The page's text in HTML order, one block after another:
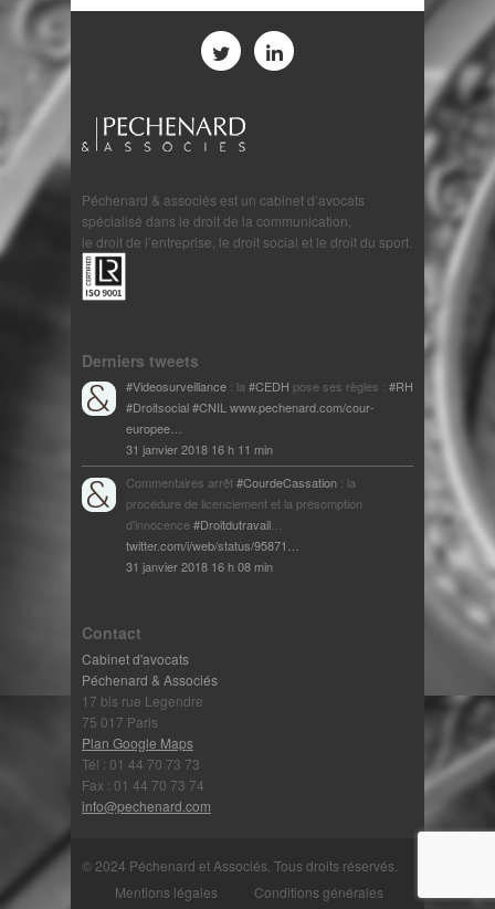
Péchenard & associés est un cabinet d’avocats
spécialisé dans le droit de la communication,
le droit de l’entreprise, le droit social et le droit du sport.
Derniers tweets
#Videosurveillance : la#CEDH pose ses règles : #RH
#Droitsocial#CNILwww.pechenard.com/cour-
europee…
31 janvier 2018 16 h 11 min
Commentaires arrêt#CourdeCassation : la
procédure de licenciement et la présomption
d'innocence#Droitdutravail…
twitter.com/i/web/status/95871…
31 janvier 2018 16 h 08 min
Contact
Cabinet d'avocats
Péchenard & Associés
17 bis rue Legendre
75 017 Paris
Plan Google Maps
Tél : 01 44 70 73 73
Fax : 01 44 70 73 74
info@pechenard.com
© 2024 Péchenard et Associés. Tous droits réservés.
Mentions légales
Conditions générales